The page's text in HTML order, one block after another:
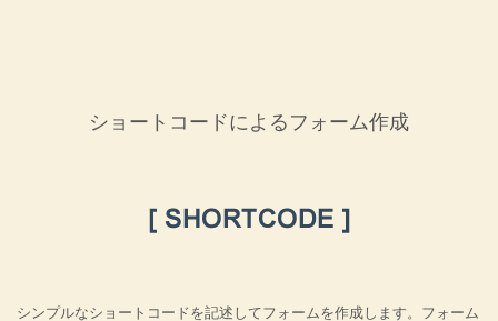
ショートコードによるフォーム作成
シンプルなショートコードを記述してフォームを作成します。フォーム